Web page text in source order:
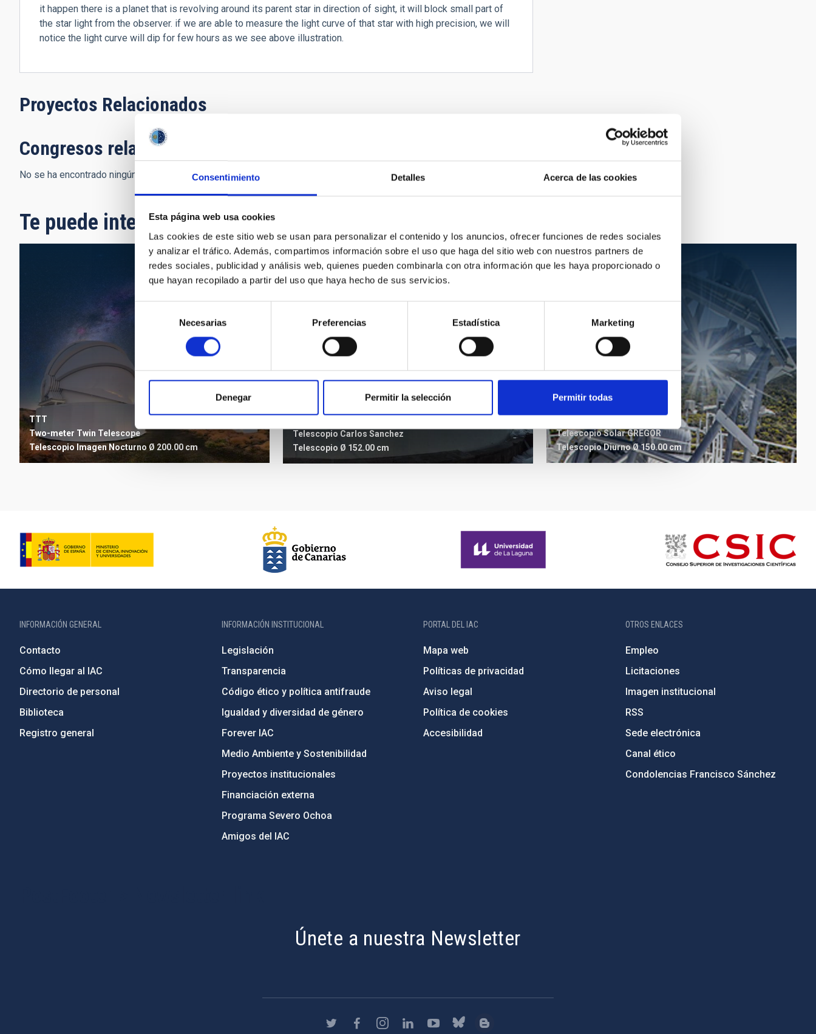
Consentimiento Detalles Acerca de las cookies
Esta página web usa cookies
Las cookies de este sitio web se usan para personalizar el contenido y los anuncios, ofrecer funciones de redes sociales
y analizar el tráfico. Además, compartimos información sobre el uso que haga del sitio web con nuestros partners de
redes sociales, publicidad y análisis web, quienes pueden combinarla con otra información que les haya proporcionado o
que hayan recopilado a partir del uso que haya hecho de sus servicios.
consentimiento
Necesarias Preferencias Estadística Marketing
Denegar Permitir la selección Permitir todas
it happen there is a planet that is revolving around its parent star in direction of sight, it will block small part of
the star light from the observer. if we are able to measure the light curve of that star with high precision, we will
notice the light curve will dip for few hours as we see above illustration.
Proyectos Relacionados
Congresos relacionados
No se ha encontrado ningún resultado.
Te puede interesar
TTT
Two-meter Twin Telescope
Telescopio Imagen Nocturno Ø 200.00 cm
Telescopio Carlos Sanchez
Telescopio Ø 152.00 cm
Telescopio Solar GREGOR
TelescopioDiurnoØ 150.00 cm
INFORMACIÓN GENERAL
Contacto
Cómo llegar al IAC
Directorio de personal
Biblioteca
Registro general
INFORMACIÓN INSTITUCIONAL
Legislación
Transparencia
Código ético y política antifraude
Igualdad y diversidad de género
Forever IAC
Medio Ambiente y Sostenibilidad
Proyectos institucionales
Financiación externa
Programa Severo Ochoa
Amigos del IAC
PORTAL DEL IAC
Mapa web
Políticas de privacidad
Aviso legal
Política de cookies
Accesibilidad
OTROS ENLACES
Empleo
Licitaciones
Imagen institucional
RSS
Sede electrónica
Canal ético
Condolencias Francisco Sánchez
Únete a nuestra Newsletter